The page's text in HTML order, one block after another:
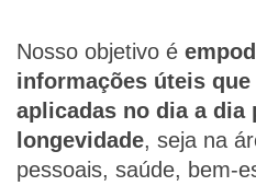
Nosso objetivo é
informações úteis
aplicadas no dia a dia
longevidade, seja na
pessoais, saúde, bem-